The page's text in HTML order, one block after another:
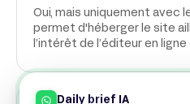
Oui, mais uniquement avec
permet d'héberger le site
l’intérêt de l’éditeur en ligne
Daily brief IA